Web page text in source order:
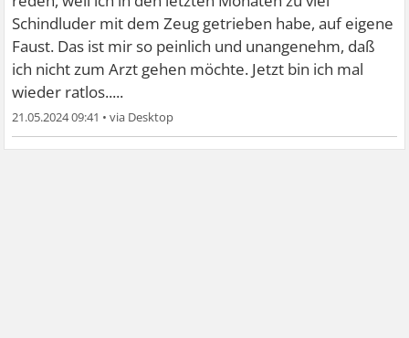
Schindluder mit dem Zeug getrieben habe, auf eigene
Faust. Das ist mir so peinlich und unangenehm, daß
ich nicht zum Arzt gehen möchte. Jetzt bin ich mal
wieder ratlos.....
21.05.2024 09:41 •